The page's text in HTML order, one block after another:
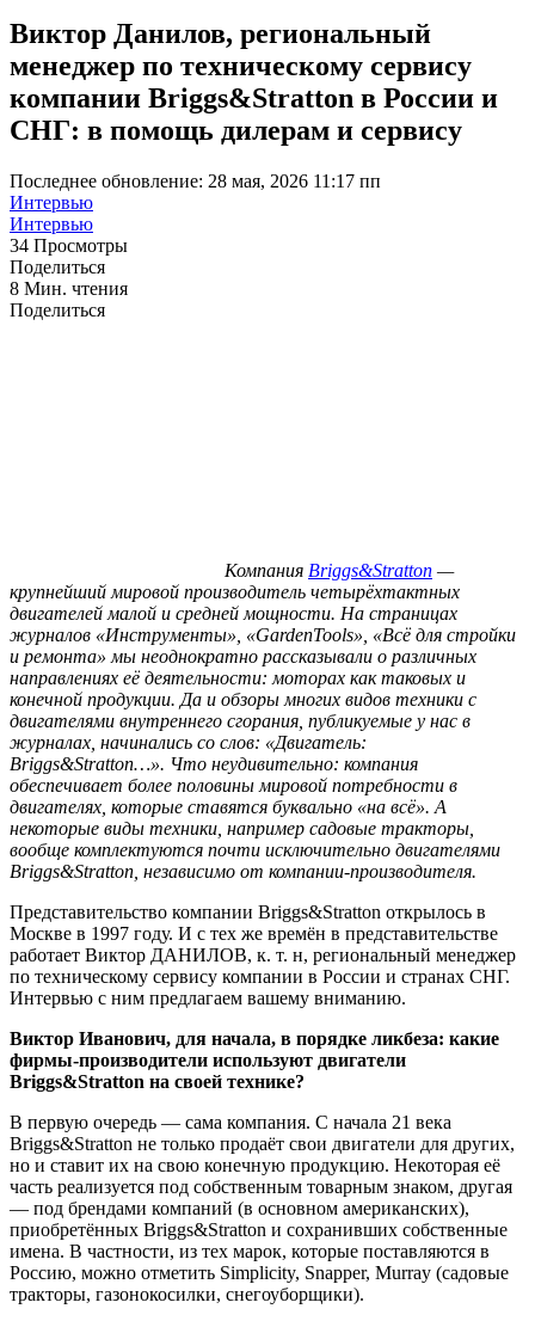
Виктор Данилов, региональный
менеджер по техническому сервису
компании Briggs&Stratton в России и
СНГ: в помощь дилерам и сервису
Последнее обновление: 28 мая, 2026 11:17 пп
Интервью
Интервью
34 Просмотры
Поделиться
8 Мин. чтения
Поделиться
Компания Briggs&Stratton —
крупнейший мировой производитель четырёхтактных
двигателей малой и средней мощности. На страницах
журналов «Инструменты», «GardenTools», «Всё для стройки
и ремонта» мы неоднократно рассказывали о различных
направлениях её деятельности: моторах как таковых и
конечной продукции. Да и обзоры многих видов техники с
двигателями внутреннего сгорания, публикуемые у нас в
журналах, начинались со слов: «Двигатель:
Briggs&Stratton…». Что неудивительно: компания
обеспечивает более половины мировой потребности в
двигателях, которые ставятся буквально «на всё». А
некоторые виды техники, например садовые тракторы,
вообще комплектуются почти исключительно двигателями
Briggs&Stratton, независимо от компании-производителя.
Представительство компании Briggs&Stratton открылось в
Москве в 1997 году. И с тех же времён в представительстве
работает Виктор ДАНИЛОВ, к. т. н, региональный менеджер
по техническому сервису компании в России и странах СНГ.
Интервью с ним предлагаем вашему вниманию.
Виктор Иванович, для начала, в порядке ликбеза: какие
фирмы-производители используют двигатели
Briggs&Stratton на своей технике?
В первую очередь — сама компания. С начала 21 века
Briggs&Stratton не только продаёт свои двигатели для других,
но и ставит их на свою конечную продукцию. Некоторая её
часть реализуется под собственным товарным знаком, другая
— под брендами компаний (в основном американских),
приобретённых Briggs&Stratton и сохранивших собственные
имена. В частности, из тех марок, которые поставляются в
Россию, можно отметить Simplicity, Snapper, Murray (садовые
тракторы, газонокосилки, снегоуборщики).